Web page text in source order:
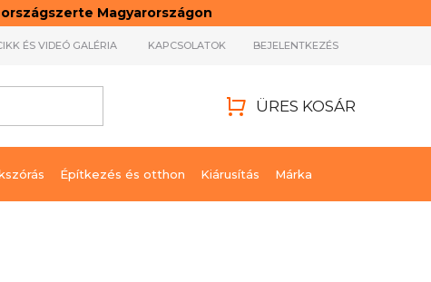
Magyarországon
ÉS VIDEÓ GALÉRIA KAPCSOLATOK BEJELENTKEZÉS
ÜRES KOSÁR
Építkezés és otthon Kiárusítás Márka